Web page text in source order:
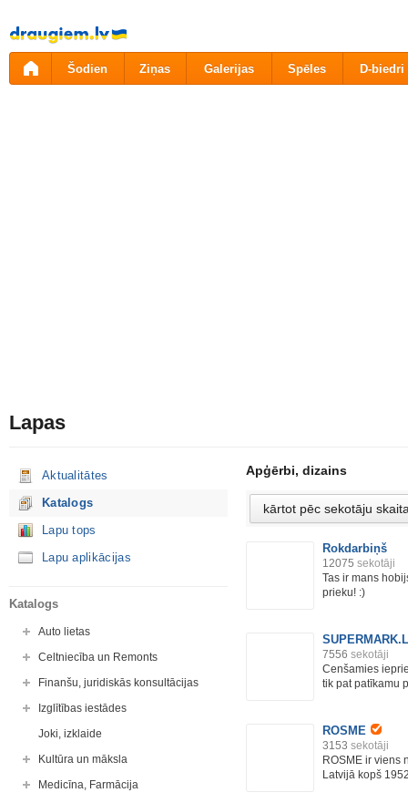
Pāriet
uz
saturu
Šodien Ziņas Galerijas Spēles D-biedri
Lapas
Aktualitātes
Katalogs
Lapu tops
Lapu aplikācijas
Katalogs
Auto lietas
Celtniecība un Remonts
Finanšu, juridiskās konsultācijas
Izglītības iestādes
Joki, izklaide
Kultūra un māksla
Medicīna, Farmācija
Apģērbi, dizains
Rokdarbiņš
12075 sekotāji
Tas ir mans
prieku! :)
7556 sekotāji
Cenšamies
tik pat patīkamu
ROSME
3153 sekotāji
ROSME ir viens
Latvijā kopš